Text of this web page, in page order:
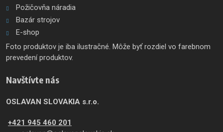
Požičovňa náradia
Bazár strojov
E-shop
Foto produktov je iba ilustračné. Môže byť rozdiel vo farebnom
prevedení produktov.
Navštívte nás
OSLAVAN SLOVAKIA s.r.o.
+421 945 460 201